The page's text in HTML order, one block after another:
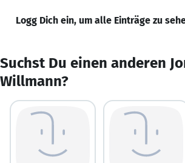
Logg Dich ein, um alle Einträge zu
Suchst Du einen anderen
Willmann?